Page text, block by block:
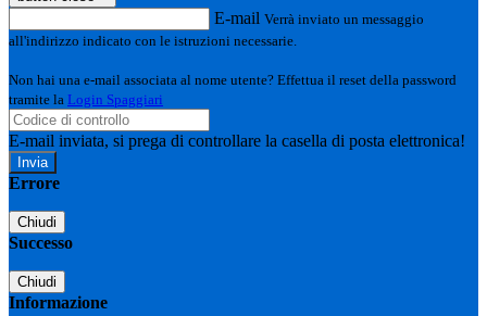
E-mail Verrà inviato un messaggio
all'indirizzo indicato con le istruzioni necessarie.
Non hai una e-mail associata al nome utente? Effettua il reset della password
tramite la Login Spaggiari
E-mail inviata, si prega di controllare la casella di posta elettronica!
Errore
Chiudi
Successo
Chiudi
Informazione